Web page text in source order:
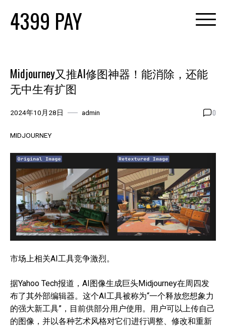
content
4399 PAY
Midjourney又推AI修图神器！能消除，还能
无中生有扩图
2024年10月28日 admin 0
MIDJOURNEY
市场上相关AI工具竞争激烈。
据Yahoo Tech报道，AI图像生成巨头Midjourney在周四发
布了其外部编辑器。这个AI工具被称为“一个释放您想象力
的强大新工具”，目前供部分用户使用。用户可以上传自己
的图像，并以各种艺术风格对它们进行调整、修改和重新